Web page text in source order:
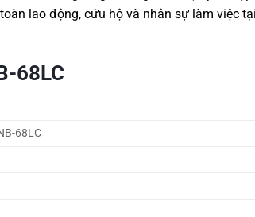
lao động, cứu hộ và nhân sự làm việc
68LC
68LC